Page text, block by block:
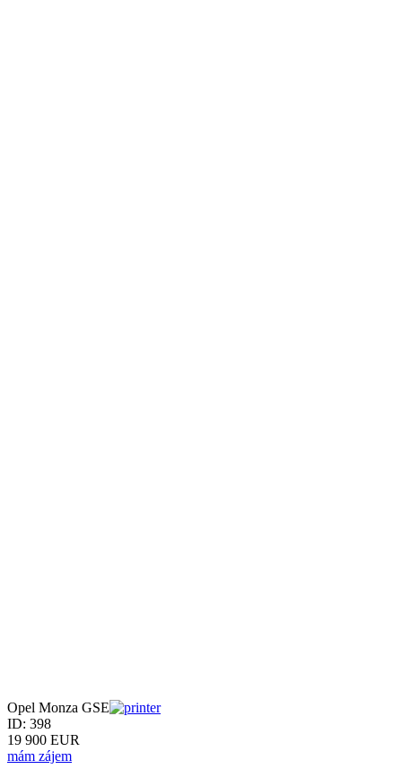
Opel Monza GSE
ID: 398
19 900 EUR
mám zájem